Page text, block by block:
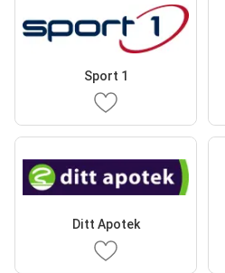
Sport 1
Ditt Apotek